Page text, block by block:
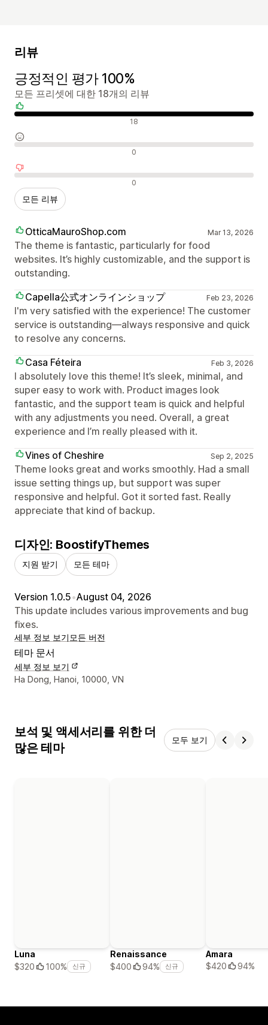
리뷰
긍정적인 평가 100%
모든 프리셋에 대한 18개의 리뷰
긍정적인 리뷰 18
중립적인 리뷰 0
부정적인 리뷰 0
모든 리뷰
OtticaMauroShop.com Mar 13, 2026
The theme is fantastic, particularly for food
websites. It’s highly customizable, and the support is
outstanding.
Capella公式オンラインショップ
Feb 23, 2026
I'm very satisfied with the experience! The customer
service is outstanding—always responsive and quick
to resolve any concerns.
Casa Féteira
Feb 3, 2026
I absolutely love this theme! It’s sleek, minimal, and
super easy to work with. Product images look
fantastic, and the support team is quick and helpful
with any adjustments you need. Overall, a great
experience and I’m really pleased with it.
Vines of Cheshire
Sep 2, 2025
Theme looks great and works smoothly. Had a small
issue setting things up, but support was super
responsive and helpful. Got it sorted fast. Really
appreciate that kind of backup.
디자인: BoostifyThemes
지원 받기 모든 테마
Version 1.0.5•August 04, 2026
This update includes various improvements and bug
fixes.
세부 정보 보기 모든 버전
테마 문서
세부 정보 보기
디자이너 연락처 세부 정보
Ha Dong, Hanoi, 10000, VN
보석 및 액세서리를 위한 더
많은 테마
모두 보기
Luna
$320
100% 신규
Renaissance
$400
94% 신규
Amara
$420
94%